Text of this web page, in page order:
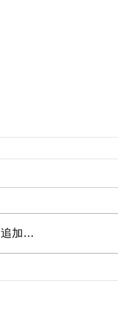
試飲販売会
） 菅平に合宿に来
会員様以外の方でも
能ですので学生さんや
追加…